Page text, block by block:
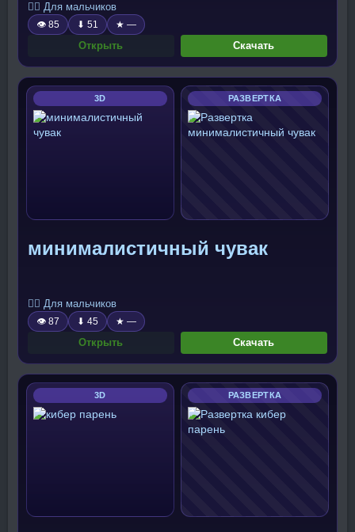
🧍‍♂️ Для мальчиков
👁 85 ⬇ 51 ★ —
Открыть Скачать
3D РАЗВЕРТКА
минималистичный чувак
🧍‍♂️ Для мальчиков
👁 87 ⬇ 45 ★ —
Открыть Скачать
3D РАЗВЕРТКА